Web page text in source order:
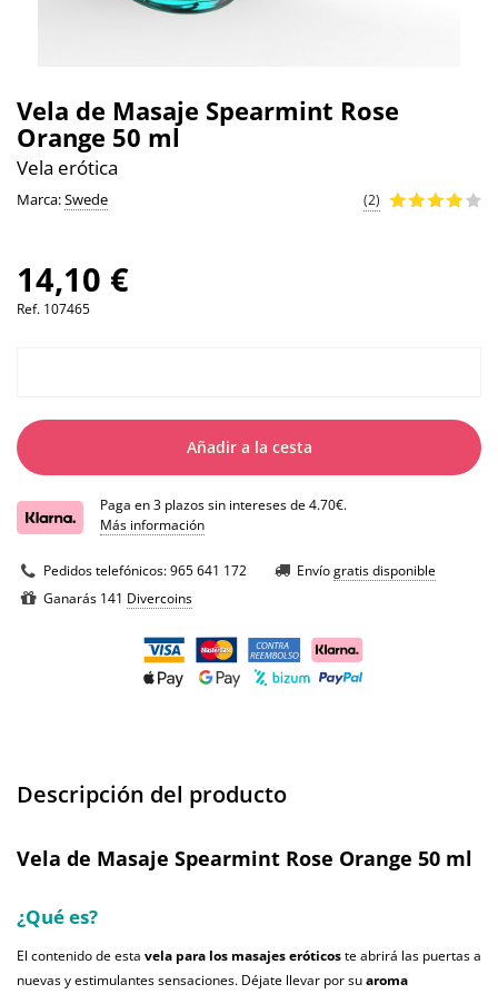
Vela de Masaje Spearmint Rose
Orange 50 ml
Vela erótica
Marca:Swede (2)
14,10 €
Ref. 107465
Añadir a la cesta
Paga en 3 plazos sin intereses de 4.70€.
Más información
Pedidos telefónicos:965 641 172 Envíogratis disponible
Ganarás 141 Divercoins
Descripción del producto
Vela de Masaje Spearmint Rose Orange 50 ml
¿Qué es?
El contenido de esta vela para los masajes eróticoste abrirá las puertas a
nuevas y estimulantes sensaciones. Déjate llevar por suaroma